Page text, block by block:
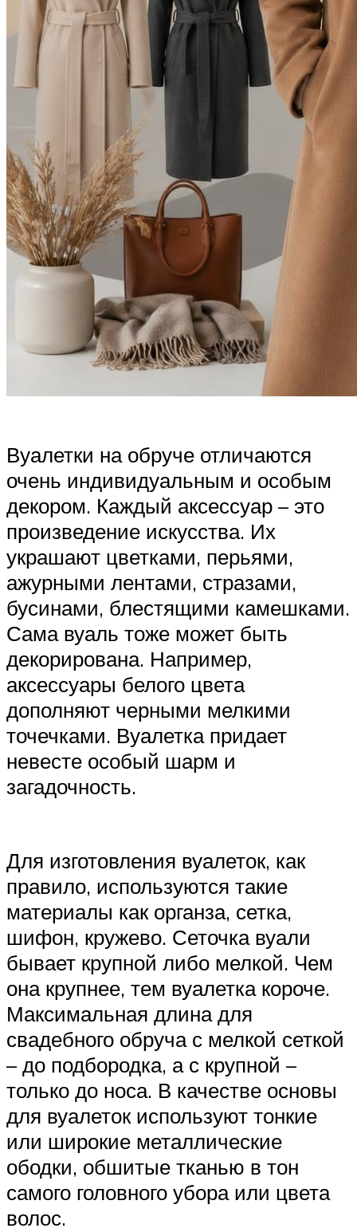
Вуалетки на обруче отличаются
очень индивидуальным и особым
декором. Каждый аксессуар – это
произведение искусства. Их
украшают цветками, перьями,
ажурными лентами, стразами,
бусинами, блестящими камешками.
Сама вуаль тоже может быть
декорирована. Например,
аксессуары белого цвета
дополняют черными мелкими
точечками. Вуалетка придает
невесте особый шарм и
загадочность.
Для изготовления вуалеток, как
правило, используются такие
материалы как органза, сетка,
шифон, кружево. Сеточка вуали
бывает крупной либо мелкой. Чем
она крупнее, тем вуалетка короче.
Максимальная длина для
свадебного обруча с мелкой сеткой
– до подбородка, а с крупной –
только до носа. В качестве основы
для вуалеток используют тонкие
или широкие металлические
ободки, обшитые тканью в тон
самого головного убора или цвета
волос.